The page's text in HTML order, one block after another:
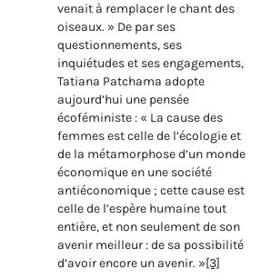
venait à remplacer le chant des
oiseaux. » De par ses
questionnements, ses
inquiétudes et ses engagements,
Tatiana Patchama adopte
aujourd’hui une pensée
écoféministe : « La cause des
femmes est celle de l’écologie et
de la métamorphose d’un monde
économique en une société
antiéconomique ; cette cause est
celle de l’espère humaine tout
entière, et non seulement de son
avenir meilleur : de sa possibilité
d’avoir encore un avenir. »[3]